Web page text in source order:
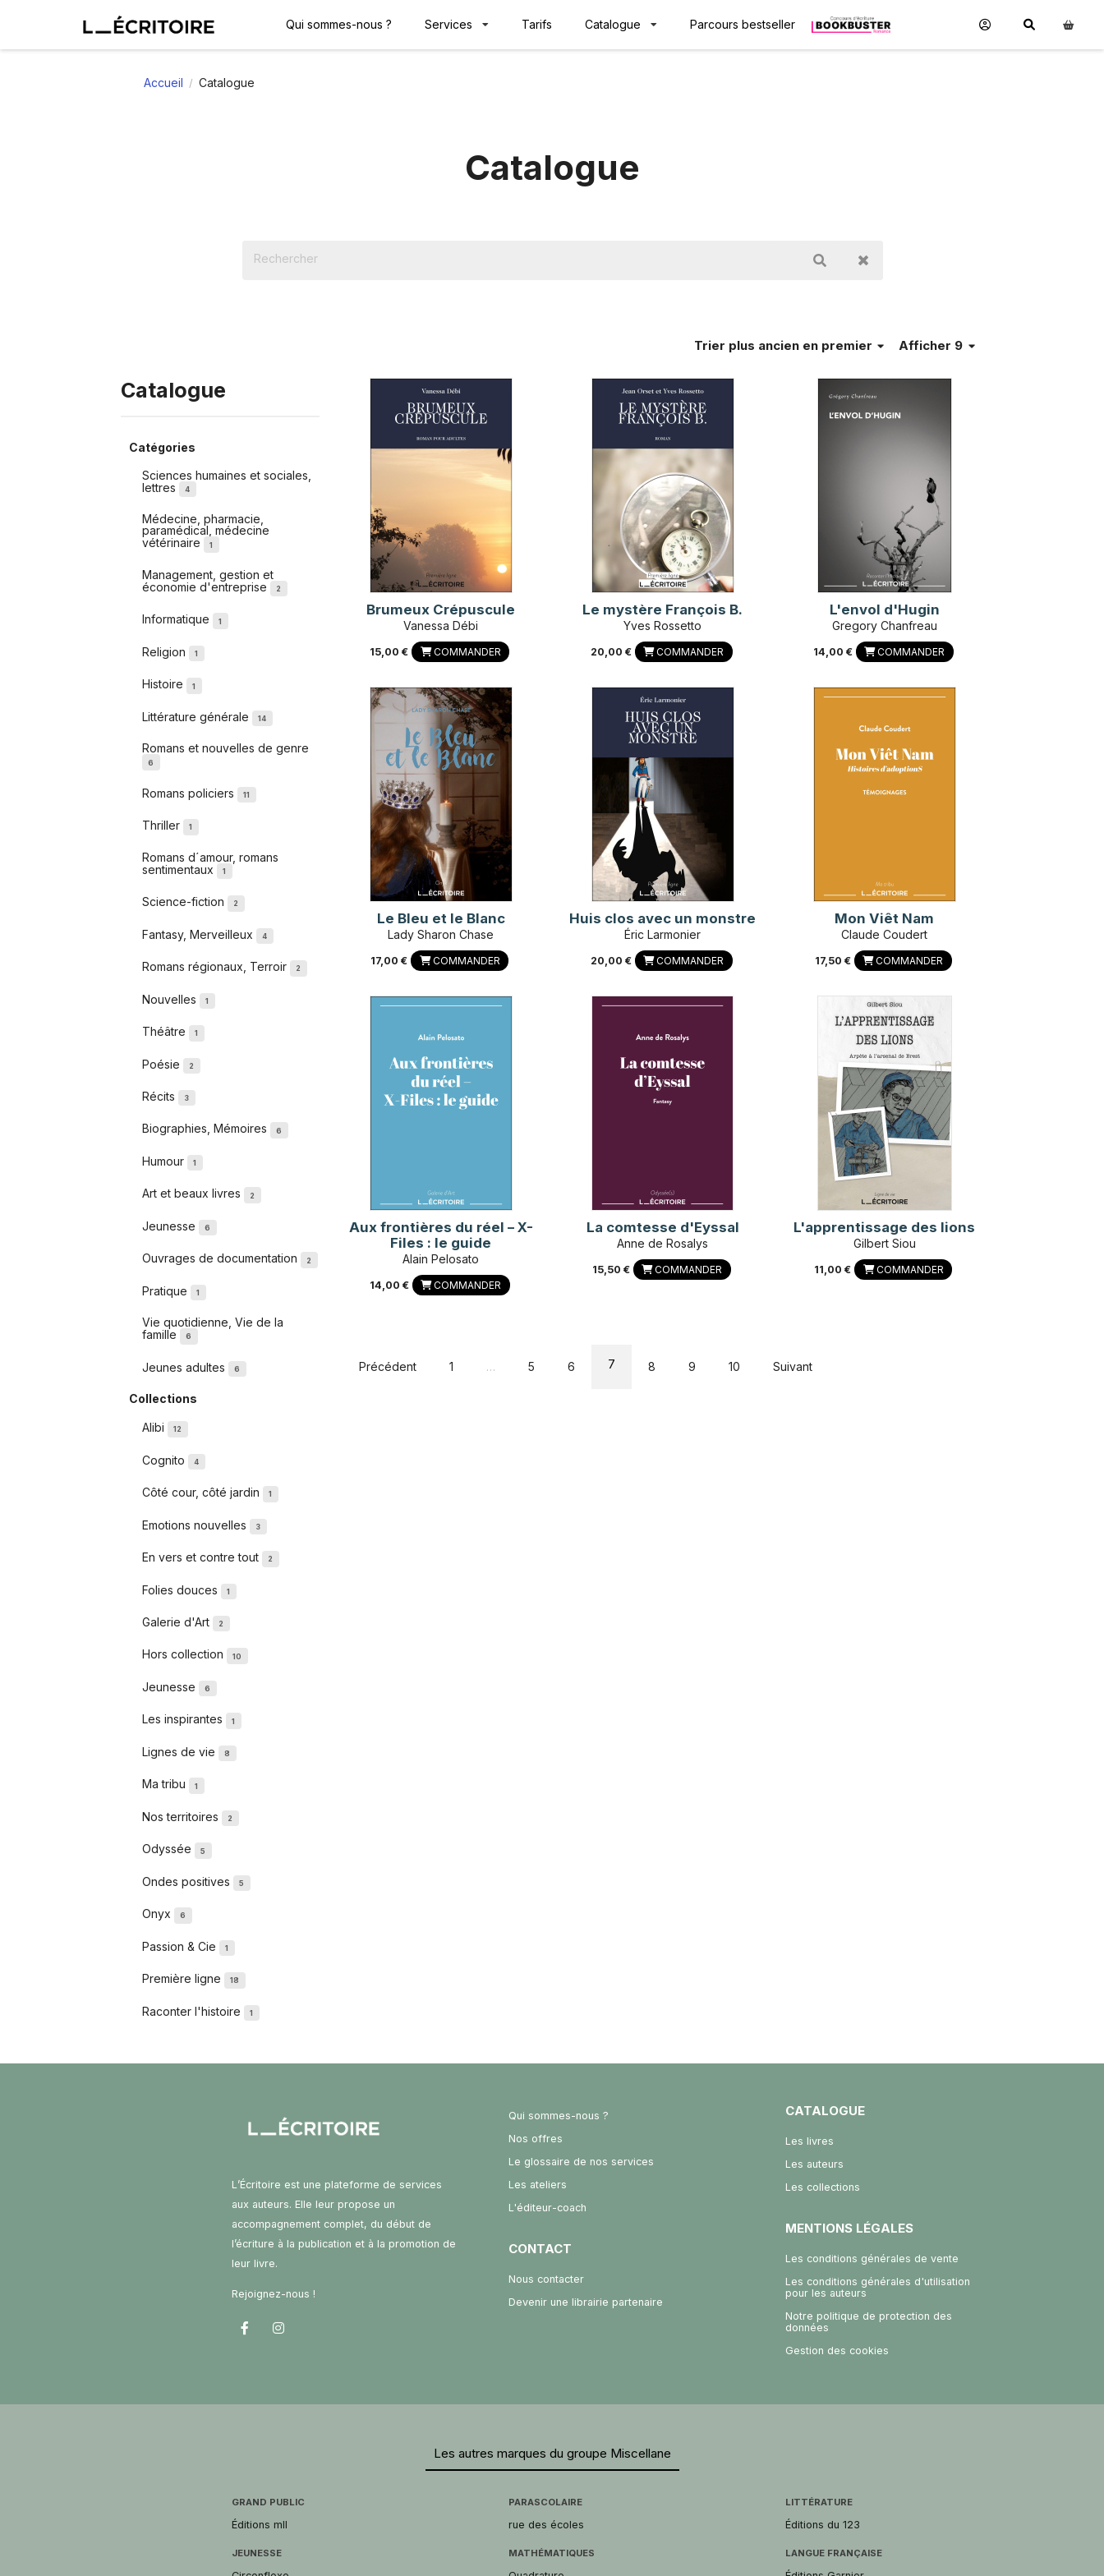
Qui sommes-nous ? Services Tarifs Catalogue Parcours bestseller
Accueil / Catalogue
Catalogue
Catalogue
Catégories
Sciences humaines et sociales,
lettres
4
Médecine, pharmacie,
paramédical, médecine
vétérinaire
1
Management, gestion et
économie d'entreprise
2
Informatique 1
Religion 1
Histoire 1
Littérature générale 14
Romans et nouvelles de genre
6
Romans policiers 11
Thriller 1
Romans d´amour, romans
sentimentaux
1
Science-fiction 2
Fantasy, Merveilleux 4
Romans régionaux, Terroir 2
Nouvelles 1
Théâtre 1
Poésie 2
Récits 3
Biographies, Mémoires 6
Humour 1
Art et beaux livres 2
Jeunesse 6
Ouvrages de documentation 2
Pratique 1
Vie quotidienne, Vie de la
famille
6
Jeunes adultes 6
Collections
Alibi 12
Cognito 4
Côté cour, côté jardin 1
Emotions nouvelles 3
En vers et contre tout 2
Folies douces 1
Galerie d'Art 2
Hors collection 10
Jeunesse 6
Les inspirantes 1
Lignes de vie 8
Ma tribu 1
Nos territoires 2
Odyssée 5
Ondes positives 5
Onyx 6
Passion & Cie 1
Première ligne 18
Raconter l'histoire 1
Afficher 9
Trier plus ancien en premier
Brumeux Crépuscule
Vanessa Débi
15,00 € COMMANDER
Le mystère François B.
Yves Rossetto
20,00 € COMMANDER
L'envol d'Hugin
Gregory Chanfreau
14,00 € COMMANDER
Le Bleu et le Blanc
Lady Sharon Chase
17,00 € COMMANDER
Huis clos avec un monstre
Éric Larmonier
20,00 € COMMANDER
Mon Viêt Nam
Claude Coudert
17,50 € COMMANDER
Aux frontières du réel – X-
Files : le guide
Alain Pelosato
14,00 € COMMANDER
La comtesse d'Eyssal
Anne de Rosalys
15,50 € COMMANDER
L'apprentissage des lions
Gilbert Siou
11,00 € COMMANDER
Précédent 1 … 5 6 7 8 9 10 Suivant
L’Écritoire est une plateforme de services
aux auteurs. Elle leur propose un
accompagnement complet, du début de
l’écriture à la publication et à la promotion de
leur livre.
Rejoignez-nous !
Qui sommes-nous ?
Nos offres
Le glossaire de nos services
Les ateliers
L'éditeur-coach
CONTACT
Nous contacter
Devenir une librairie partenaire
CATALOGUE
Les livres
Les auteurs
Les collections
MENTIONS LÉGALES
Les conditions générales de vente
Les conditions générales d'utilisation
pour les auteurs
Notre politique de protection des
données
Gestion des cookies
Les autres marques du groupe Miscellane
GRAND PUBLIC
Éditions mll
JEUNESSE
PARASCOLAIRE
rue des écoles
MATHÉMATIQUES
LITTÉRATURE
Éditions du 123
LANGUE FRANÇAISE